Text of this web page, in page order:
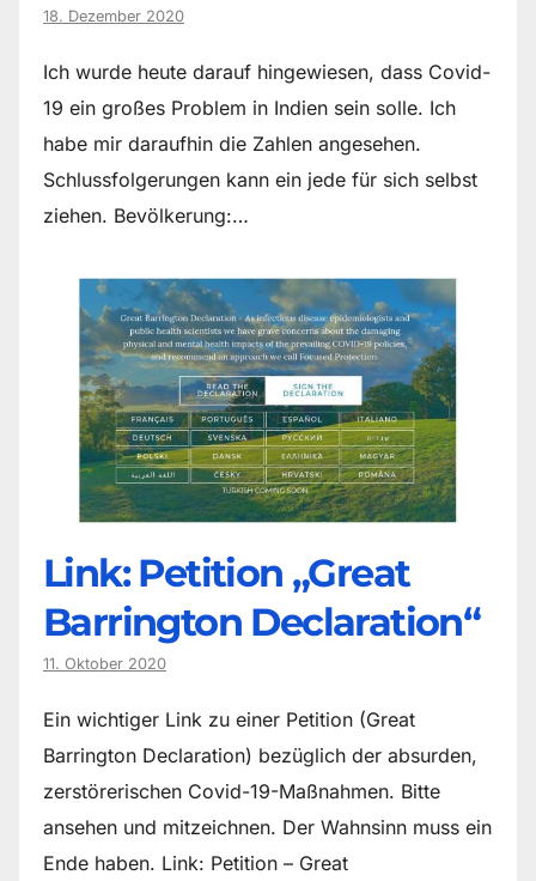
18. Dezember 2020
Ich wurde heute darauf hingewiesen, dass Covid-
19 ein großes Problem in Indien sein solle. Ich
habe mir daraufhin die Zahlen angesehen.
Schlussfolgerungen kann ein jede für sich selbst
ziehen. Bevölkerung:…
Link: Petition „Great
Barrington Declaration“
11. Oktober 2020
Ein wichtiger Link zu einer Petition (Great
Barrington Declaration) bezüglich der absurden,
zerstörerischen Covid-19-Maßnahmen. Bitte
ansehen und mitzeichnen. Der Wahnsinn muss ein
Ende haben. Link: Petition – Great